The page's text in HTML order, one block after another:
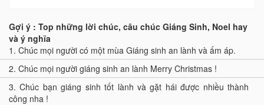
Gợi ý : Top những lời chúc, câu chúc Giáng Sinh, Noel hay
và ý nghĩa
1. Chúc mọi người có một mùa Giáng sinh an lành và ấm áp.
2. Chúc mọi người giáng sinh an lành Merry Christmas !
3.Chúc bạn giáng sinh tốt lành và gặt hái được nhiều thành
công nha !